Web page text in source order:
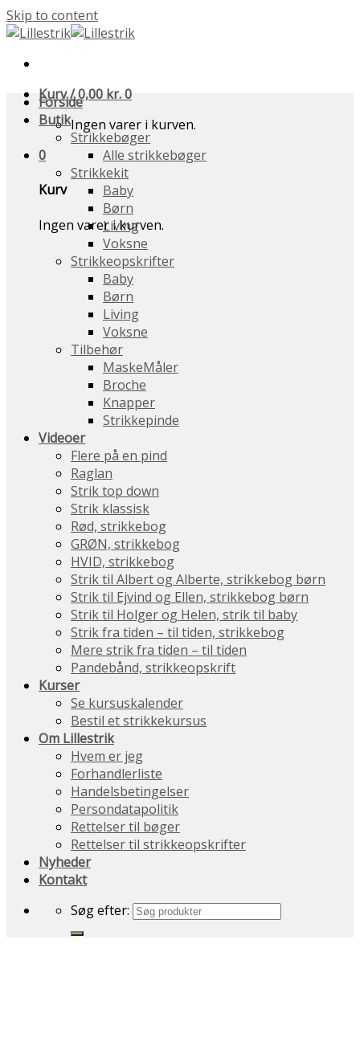
Skip to content
Kurv /0,00 kr.0
Ingen varer i kurven.
0
Kurv
Ingen varer i kurven.
Forside
Butik
Strikkebøger
Alle strikkebøger
Strikkekit
Baby
Børn
Living
Voksne
Strikkeopskrifter
Baby
Børn
Living
Voksne
Tilbehør
MaskeMåler
Broche
Knapper
Strikkepinde
Videoer
Flere på en pind
Raglan
Strik top down
Strik klassisk
Rød, strikkebog
GRØN, strikkebog
HVID, strikkebog
Strik til Albert og Alberte, strikkebog børn
Strik til Ejvind og Ellen, strikkebog børn
Strik til Holger og Helen, strik til baby
Strik fra tiden – til tiden, strikkebog
Mere strik fra tiden – til tiden
Pandebånd, strikkeopskrift
Kurser
Se kursuskalender
Bestil et strikkekursus
Om Lillestrik
Hvem er jeg
Forhandlerliste
Handelsbetingelser
Persondatapolitik
Rettelser til bøger
Rettelser til strikkeopskrifter
Nyheder
Kontakt
Søg efter: